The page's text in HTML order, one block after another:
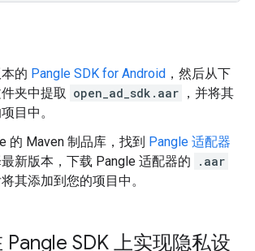
的 Pangle SDK for Android ，然后从下
夹中提取 open_ad_sdk.aar ，并将其
目中。
的 Maven 制品库，找到 Pangle 适配器
新版本，下载 Pangle 适配器的
.aar
其添加到您的项目中。
Pangle SDK 上实现隐私设